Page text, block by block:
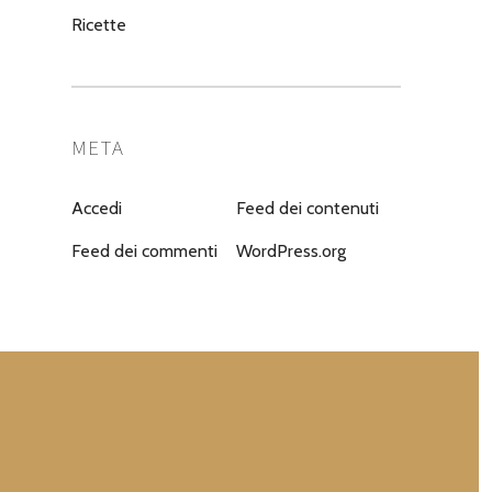
Ricette
META
Accedi Feed dei contenuti
Feed dei commenti WordPress.org